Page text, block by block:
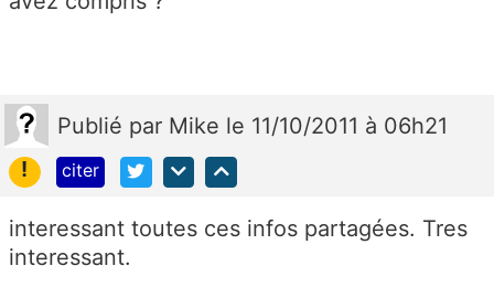
Publié par Mike le 11/10/2011 à 06h21
!
citer
interessant toutes ces infos partagées. Tres
interessant.